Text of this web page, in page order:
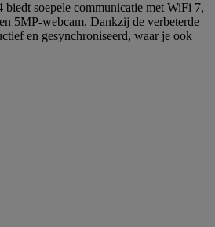
soepele communicatie met WiFi 7,
5MP-webcam. Dankzij de verbeterde
en gesynchroniseerd, waar je ook